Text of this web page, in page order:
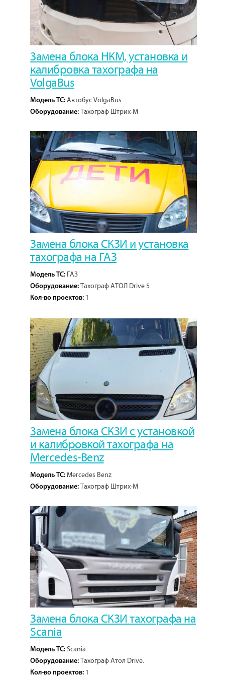
Замена блока НКМ, установка и
калибровка тахографа на
VolgaBus
Модель ТС: Автобус VolgaBus
Оборудование: Тахограф Штрих-М
Замена блока СКЗИ и установка
тахографа на ГАЗ
Модель ТС: ГАЗ
Оборудование: Тахограф АТОЛ Drive 5
Кол-во проектов: 1
Замена блока СКЗИ с установкой
и калибровкой тахографа на
Mercedes-Benz
Модель ТС: Mercedes Benz
Оборудование: Тахограф Штрих-М
Замена блока СКЗИ тахографа на
Scania
Модель ТС: Scania
Оборудование: Тахограф Атол Drive.
Кол-во проектов: 1